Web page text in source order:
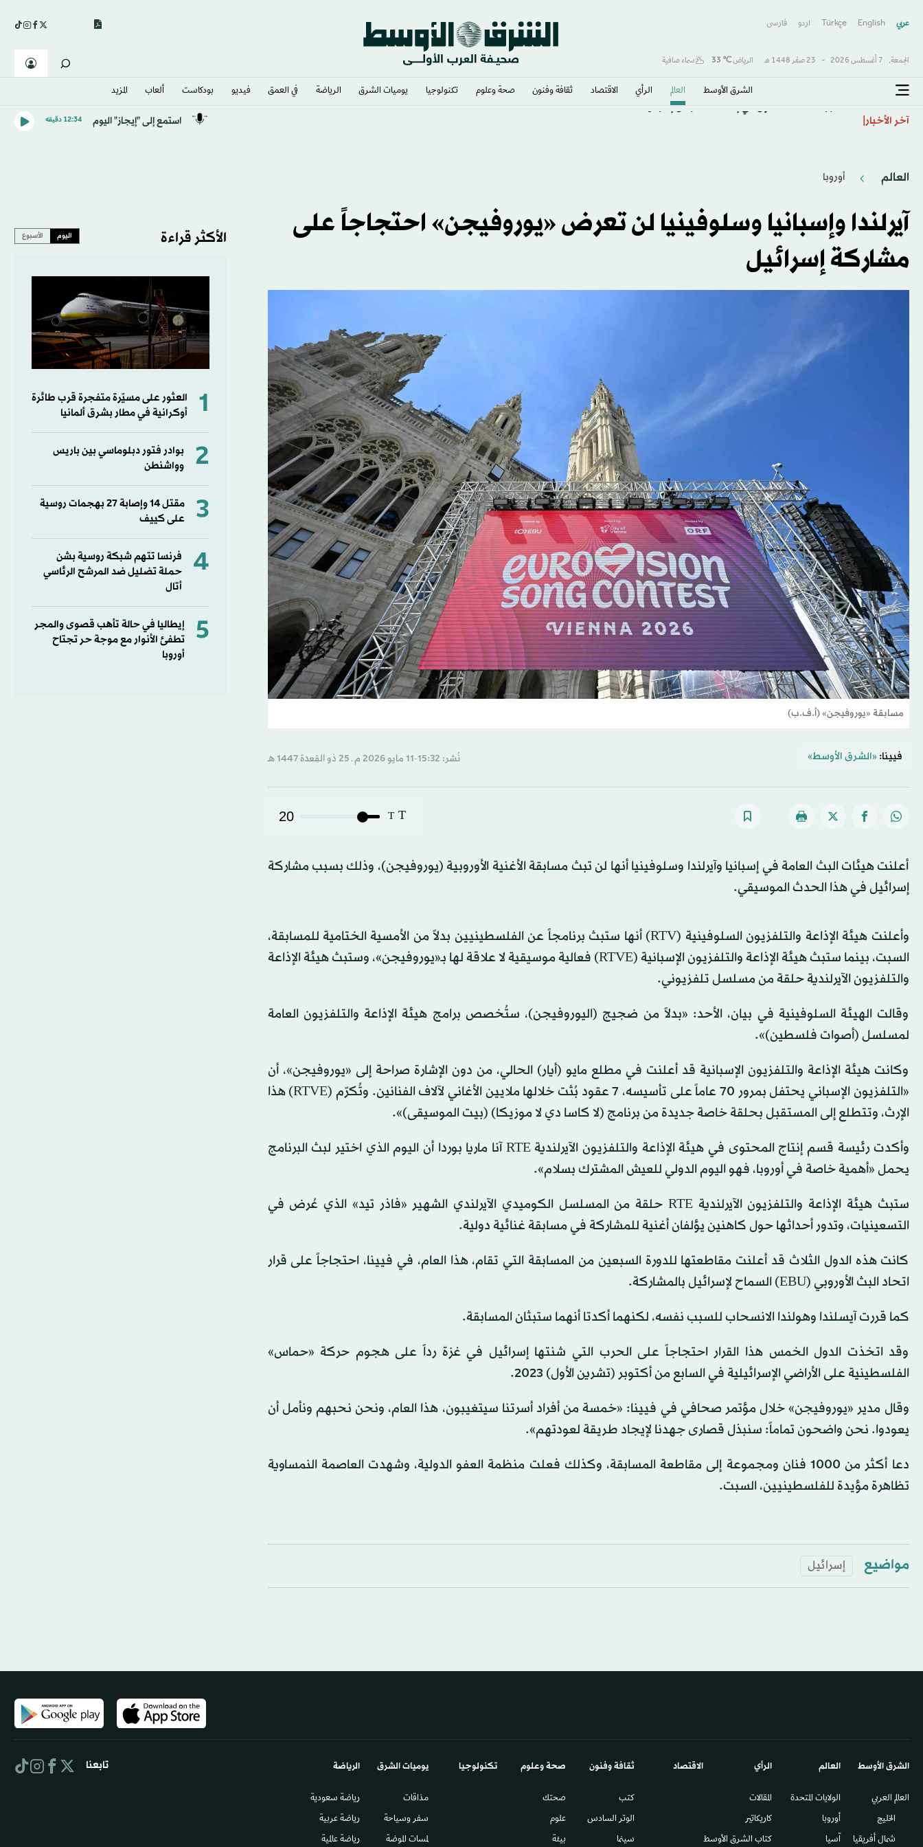
عربي English
Türkçe اردو فارسى
الجمعة, 7 أغسطس 2026 - 23 صفَر 1448 هـ الرياض℃
33 سماء صافية
الشرق الأوسط​ العالم الرأي الاقتصاد ثقافة وفنون صحة وعلوم تكنولوجيا يوميات الشرق​ الرياضة في العمق فيديو بودكاست ألعاب المزيد
آخر الأخبار استمع إلى "إيجاز" اليوم 12:34 دقيقه
العالم أوروبا
آيرلندا وإسبانيا وسلوفينيا لن تعرض «يوروفيجن» احتجاجاً على
مشاركة إسرائيل
مسابقة «يوروفيجن» (أ.ف.ب)
فيينا: «الشرق الأوسط» نُشر: 15:32-11 مايو 2026 م ـ 25 ذو القِعدة 1447 هـ
T
T
20
أعلنت هيئات البث العامة في إسبانيا وآيرلندا وسلوفينيا أنها لن تبث مسابقة الأغنية الأوروبية (يوروفيجن)، وذلك بسبب مشاركة
إسرائيل في هذا الحدث الموسيقي.
وأعلنت هيئة الإذاعة والتلفزيون السلوفينية (RTV) أنها ستبث برنامجاً عن الفلسطينيين بدلاً من الأمسية الختامية للمسابقة،
السبت، بينما ستبث هيئة الإذاعة والتلفزيون الإسبانية (RTVE) فعالية موسيقية لا علاقة لها بـ«يوروفيجن»، وستبث هيئة الإذاعة
والتلفزيون الآيرلندية حلقة من مسلسل تلفزيوني.
وقالت الهيئة السلوفينية في بيان، الأحد: «بدلاً من ضجيج (اليوروفيجن)، ستُخصص برامج هيئة الإذاعة والتلفزيون العامة
لمسلسل (أصوات فلسطين)».
وكانت هيئة الإذاعة والتلفزيون الإسبانية قد أعلنت في مطلع مايو (أيار) الحالي، من دون الإشارة صراحة إلى «يوروفيجن»، أن
«التلفزيون الإسباني يحتفل بمرور 70 عاماً على تأسيسه، 7 عقود بُثت خلالها ملايين الأغاني لآلاف الفنانين. وتُكرّم (RTVE) هذا
الإرث، وتتطلع إلى المستقبل بحلقة خاصة جديدة من برنامج (لا كاسا دي لا موزيكا) (بيت الموسيقى)».
وأكدت رئيسة قسم إنتاج المحتوى في هيئة الإذاعة والتلفزيون الآيرلندية RTE آنا ماريا بوردا أن اليوم الذي اختير لبث البرنامج
يحمل «أهمية خاصة في أوروبا، فهو اليوم الدولي للعيش المشترك بسلام».
ستبث هيئة الإذاعة والتلفزيون الآيرلندية RTE حلقة من المسلسل الكوميدي الآيرلندي الشهير «فاذر تيد» الذي عُرض في
التسعينيات، وتدور أحداثها حول كاهنين يؤلفان أغنية للمشاركة في مسابقة غنائية دولية.
كانت هذه الدول الثلاث قد أعلنت مقاطعتها للدورة السبعين من المسابقة التي تقام، هذا العام، في فيينا، احتجاجاً على قرار
اتحاد البث الأوروبي (EBU) السماح لإسرائيل بالمشاركة.
كما قررت آيسلندا وهولندا الانسحاب للسبب نفسه، لكنهما أكدتا أنهما ستبثان المسابقة.
وقد اتخذت الدول الخمس هذا القرار احتجاجاً على الحرب التي شنتها إسرائيل في غزة رداً على هجوم حركة «حماس»
الفلسطينية على الأراضي الإسرائيلية في السابع من أكتوبر (تشرين الأول) 2023.
وقال مدير «يوروفيجن» خلال مؤتمر صحافي في فيينا: «خمسة من أفراد أسرتنا سيتغيبون، هذا العام، ونحن نحبهم ونأمل أن
يعودوا. نحن واضحون تماماً: سنبذل قصارى جهدنا لإيجاد طريقة لعودتهم».
دعا أكثر من 1000 فنان ومجموعة إلى مقاطعة المسابقة، وكذلك فعلت منظمة العفو الدولية، وشهدت العاصمة النمساوية
تظاهرة مؤيدة للفلسطينيين، السبت.
مواضيع إسرائيل
الأكثر قراءة اليوم الأسبوع
1
العثور على مسيّرة متفجرة قرب طائرة
أوكرانية في مطار بشرق ألمانيا
2
بوادر فتور دبلوماسي بين باريس
وواشنطن
3
مقتل ⁠14 وإصابة ‌27 بهجمات روسية
على كييف
4
فرنسا تتهم شبكة روسية بشن
حملة تضليل ضد المرشح الرئاسي
أتال
5
إيطاليا في حالة تأهب قصوى والمجر
تطفئ الأنوار مع موجة حر تجتاح
أوروبا
الشرق الأوسط​
العالم العربي
الخليج
شمال أفريقيا
العالم
الولايات المتحدة
أوروبا
آسيا
الرأي
المقالات
كاريكاتير
كتاب الشرق الأوسط
الاقتصاد ثقافة وفنون
كتب
الوتر السادس​
سينما
صحة وعلوم
صحتك
علوم
بيئة
تكنولوجيا يوميات الشرق​
مذاقات
سفر وسياحة
لمسات الموضة
الرياضة
رياضة سعودية
رياضة عربية
رياضة عالمية
تابعنا